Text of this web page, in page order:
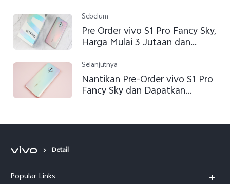
Sebelum
Pre Order vivo S1 Pro Fancy Sky,
Harga Mulai 3 Jutaan dan
Selanjutnya
Nantikan Pre-Order vivo S1 Pro
Fancy Sky dan Dapatkan
Detail
Popular Links